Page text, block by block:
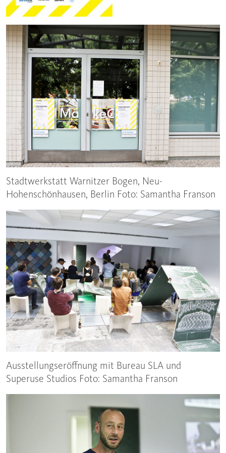
Stadtwerkstatt Warnitzer Bogen, Neu-
Hohenschönhausen, Berlin Foto: Samantha Franson
Ausstellungseröffnung mit Bureau SLA und
Superuse Studios Foto: Samantha Franson